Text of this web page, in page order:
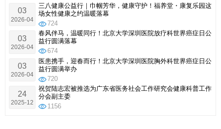
03
2026-04
三八健康公益行｜巾帼芳华，健康守护！福养堂・康复乐园这
场女性健康之约温暖落幕
724
03
2026-04
春风伴马，温暖同行！北京大学深圳医院放疗科世界癌症日公
益行圆满落幕
674
03
2026-04
医患携手，迎春而行！北京大学深圳医院胸外科世界癌症日公
益行圆满举办
720
24
2025-12
祝贺陆志宏被推选为广东省医务社会工作研究会健康科普工作
分会副主委
1156